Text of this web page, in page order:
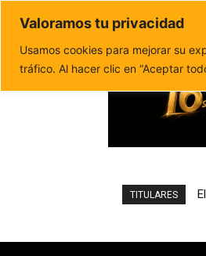
Valoramos tu privacidad
Usamos cookies para mejorar su
tráfico. Al hacer clic en “Aceptar
Política de
TITULARES